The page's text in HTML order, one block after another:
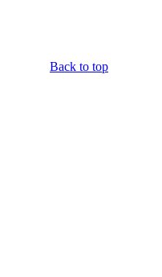
Back to top